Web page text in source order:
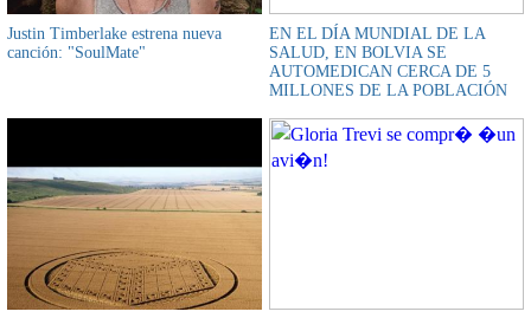
Justin Timberlake estrena nueva
canción: "SoulMate"
EN EL DÍA MUNDIAL DE LA
SALUD, EN BOLVIA SE
AUTOMEDICAN CERCA DE 5
MILLONES DE LA POBLACIÓN